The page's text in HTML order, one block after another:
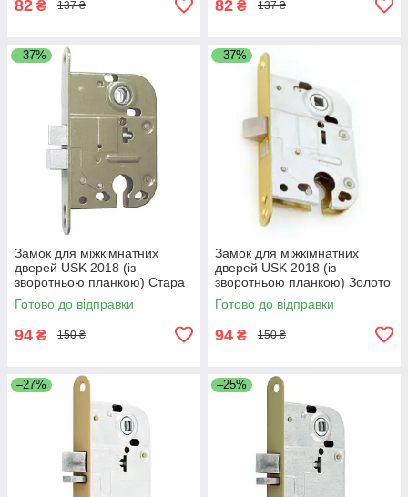
82 ₴ 137 ₴ 82 ₴ 137 ₴
–37%
Замок для міжкімнатних
дверей USK 2018 (із
зворотньою планкою) Стара
бронза
Готово до відправки
94 ₴ 150 ₴
–37%
Замок для міжкімнатних
дверей USK 2018 (із
зворотньою планкою) Золото
Готово до відправки
94 ₴ 150 ₴
–27% –25%